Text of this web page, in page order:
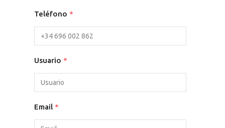
Teléfono *
Usuario *
Email *